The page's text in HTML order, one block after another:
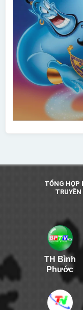
TỔNG HỢP
TH Bình
Phước